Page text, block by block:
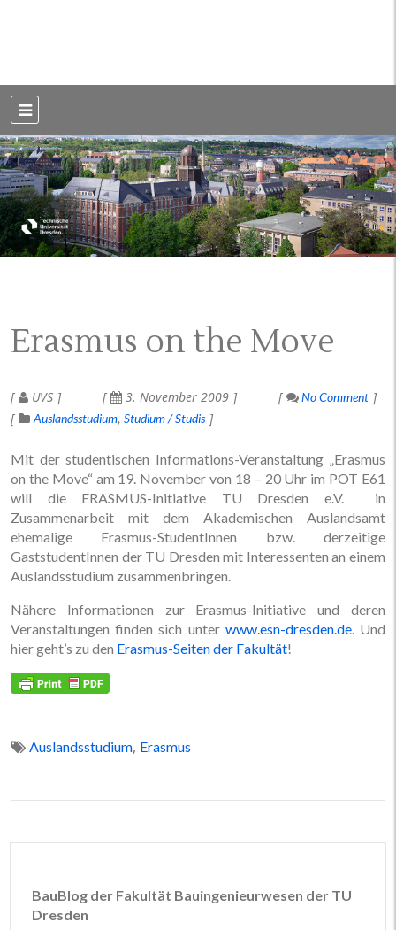
Dresden
Erasmus on the Move
UVS 3. November 2009
No Comment
Auslandsstudium Studium / Studis
Mit der studentischen Informations-Veranstaltung „Erasmus
on the Move“ am 19. November von 18 – 20 Uhr im POT E61
will die ERASMUS-Initiative TU Dresden e.V. in
Zusammenarbeit mit dem Akademischen Auslandsamt
ehemalige Erasmus-StudentInnen bzw. derzeitige
GaststudentInnen der TU Dresden mit Interessenten an einem
Auslandsstudium zusammenbringen.
Nähere Informationen zur Erasmus-Initiative und deren
Veranstaltungen finden sich unter www.esn-dresden.de. Und
hier geht’s zu den Erasmus-Seiten der Fakultät!
Auslandsstudium, Erasmus
BauBlog der Fakultät Bauingenieurwesen der TU
Dresden